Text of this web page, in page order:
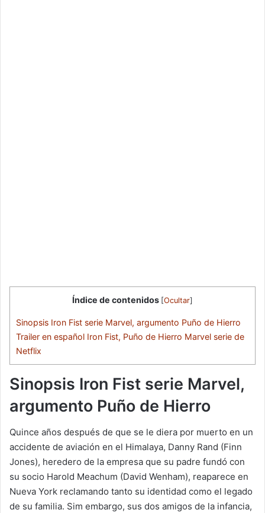
Índice de contenidos [Ocultar]
Sinopsis Iron Fist serie Marvel, argumento Puño de Hierro
Trailer en español Iron Fist, Puño de Hierro Marvel serie de
Netflix
Sinopsis Iron Fist serie Marvel,
argumento Puño de Hierro
Quince años después de que se le diera por muerto en un
accidente de aviación en el Himalaya, Danny Rand (Finn
Jones), heredero de la empresa que su padre fundó con
su socio Harold Meachum (David Wenham), reaparece en
Nueva York reclamando tanto su identidad como el legado
de su familia. Sim embargo, sus dos amigos de la infancia,